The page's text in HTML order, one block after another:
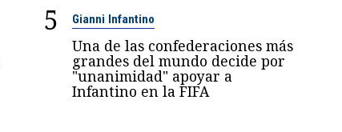
5 Gianni Infantino
Una de las confederaciones más
grandes del mundo decide por
"unanimidad" apoyar a
Infantino en la FIFA